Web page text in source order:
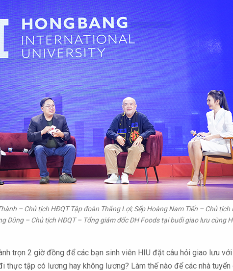
– Chủ tịch HĐQT Tập đoàn Thắng Lợi; Sếp Hoàng Nam Tiến – Chủ tịch
Dũng – Chủ tịch HĐQT – Tổng giám đốc DH Foods tại buổi giao lưu cùng
trọn 2 giờ đồng để các bạn sinh viên HIU đặt câu hỏi giao lưu
tập có lương hay không lương? Làm thế nào để các nhà